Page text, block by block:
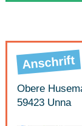
Anschrift
Obere
59423 Unna